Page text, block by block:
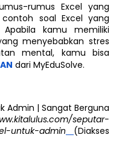
rumus Excel yang
soal Excel yang
kamu memiliki
menyebabkan stres
mental, kamu bisa
dari MyEduSolve.
Admin | Sangat Berguna
seputar-
untuk-admin
(Diakses